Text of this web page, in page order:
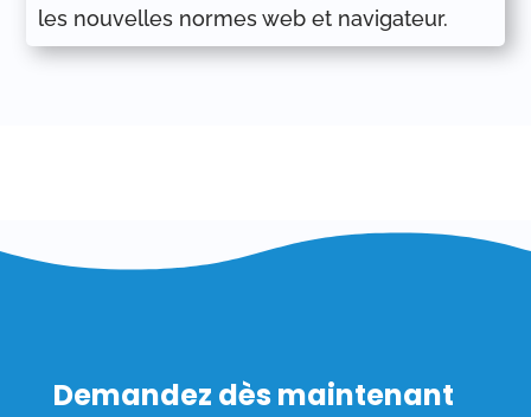
les nouvelles normes web et navigateur.
Demandez dès maintenant